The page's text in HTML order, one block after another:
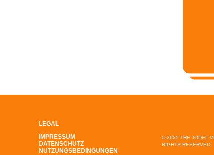
LEGAL
IMPRESSUM
DATENSCHUTZ
NUTZUNGSBEDINGUNGEN
© 2025 THE JODEL
RIGHTS RESERVED.